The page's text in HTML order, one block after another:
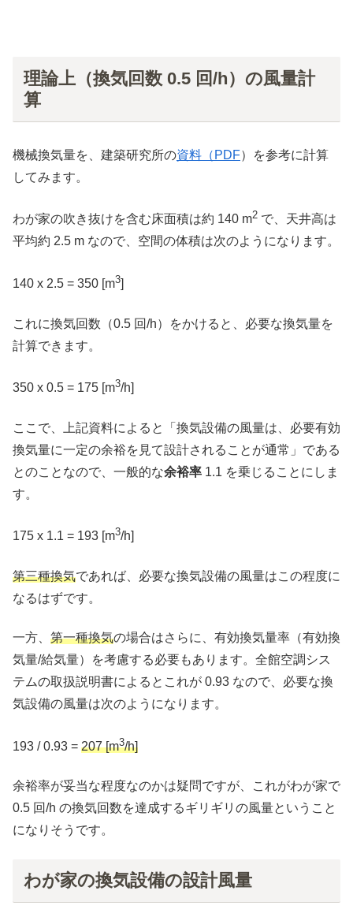
理論上（換気回数 0.5 回/h）の風量計
算
機械換気量を、建築研究所の資料（PDF）を参考に計算
してみます。
わが家の吹き抜けを含む床面積は約 140 m2 で、天井高は
平均約 2.5 m なので、空間の体積は次のようになります。
140 x 2.5 = 350 [m3]
これに換気回数（0.5 回/h）をかけると、必要な換気量を
計算できます。
350 x 0.5 = 175 [m3/h]
ここで、上記資料によると「換気設備の風量は、必要有効
換気量に一定の余裕を見て設計されることが通常」である
とのことなので、一般的な余裕率 1.1 を乗じることにしま
す。
175 x 1.1 = 193 [m3/h]
第三種換気であれば、必要な換気設備の風量はこの程度に
なるはずです。
一方、 第一種換気の場合はさらに、有効換気量率（有効換
気量/給気量）を考慮する必要もあります。全館空調シス
テムの取扱説明書によるとこれが 0.93 なので、必要な換
気設備の風量は次のようになります。
193 / 0.93 = 207 [m3/h]
余裕率が妥当な程度なのかは疑問ですが、これがわが家で
0.5 回/h の換気回数を達成するギリギリの風量ということ
になりそうです。
わが家の換気設備の設計風量